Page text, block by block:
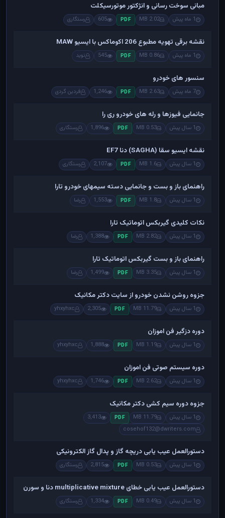
مبانی سوخت رسانی و انژکتور موتورسیکلت
1 ماه پیش 2.02 MB
PDF
605 رستگاری
نقشه برقی تهویه مطبوع 206 اکوماکس با ایسیو MAW
1 ماه پیش 0.86 MB
PDF
545 نوید
سنسور های خودرو
7 ماه پیش 2.63 MB
PDF
1,246 فردین گردی
جانمایی فیوزها و رله های خودرو ری را
1 سال پیش 0.53 MB
PDF
1,896 رستگاری
نقشه ایسیو سقا (SAGHA) دنا EF7
1 سال پیش 1.6 MB
PDF
2,107 رستگاری
راهنمای باز و بست و جانمایی دسته سیمهای خودرو تارا
1 سال پیش 1.8 MB
PDF
1,553 رضا
نکات کلیدی گیربکس اتوماتیک تارا
1 سال پیش 2.82 MB
PDF
1,388 رضا
راهنمای باز و بست گیربکس اتوماتیک تارا
1 سال پیش 3.35 MB
PDF
1,499 رضا
جزوه روشن نشدن خودرو از سایت دکتر مکانیک
1 سال پیش 11.79 MB
PDF
2,305
yhxyhxc
دوره دزگیر فن اموزان
1 سال پیش 1.19 MB
PDF
1,888
yhxyhxc
دوره سیستم صوتی فن اموزان
1 سال پیش 2.62 MB
PDF
1,746
yhxyhxc
جزوه دوره سیم کشی دکتر مکانیک
1 سال پیش 11.79 MB
PDF
3,413
cosehof132@dwriters.com
دستورالعمل عیب یابی دریچه گاز و پدال گاز الکترونیکی
1 سال پیش 0.53 MB
PDF
2,815 رستگاری
دستورالعمل عیب یابی خطای multiplicative mixture دنا و سورن
1 سال پیش 0.49 MB
PDF
1,334 رستگاری